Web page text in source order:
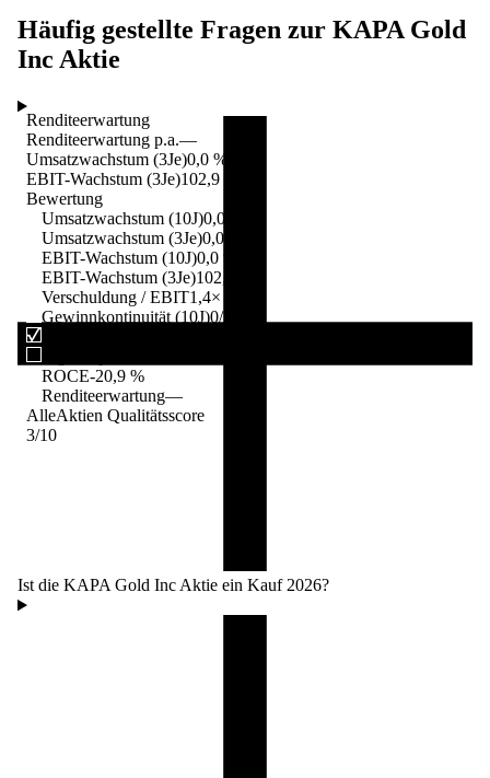
Renditeerwartung
Renditeerwartung p.a.—
Umsatzwachstum (3Je)0,0 %
EBIT-Wachstum (3Je)102,9 %
Bewertung
Umsatzwachstum (10J)0,0 %
Umsatzwachstum (3Je)0,0 %
EBIT-Wachstum (10J)0,0 %
EBIT-Wachstum (3Je)102,9 %
Verschuldung / EBIT1,4×
Gewinnkontinuität (10J)0/10
ROCE-20,9 %
Renditeerwartung—
AlleAktien Qualitätsscore
3/10
Häufig gestellte Fragen zur KAPA Gold
Inc Aktie
Ist die KAPA Gold Inc Aktie ein Kauf 2026?